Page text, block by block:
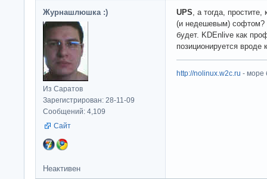
Журнашлюшка :)
Из Саратов
Зарегистрирован: 28-11-09
Сообщений: 4,109
Сайт
UPS, а тогда,
(и недешевым) софтом?
будет. KDEnlive как
позиционируется вроде
http://nolinux.w2c.ru - море
Неактивен